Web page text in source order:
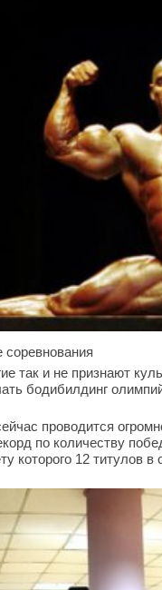
так и не признают
бодибилдинг
проводится
по количеству
которого 12 титулов